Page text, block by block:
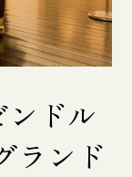
ドル
ランド